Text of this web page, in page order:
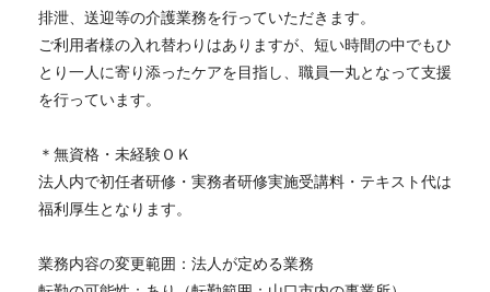
排泄、送迎等の介護業務を行っていただきます。
ご利用者様の入れ替わりはありますが、短い時間の中でもひ
とり一人に寄り添ったケアを目指し、職員一丸となって支援
を行っています。
＊無資格・未経験ＯＫ
法人内で初任者研修・実務者研修実施受講料・テキスト代は
福利厚生となります。
業務内容の変更範囲：法人が定める業務